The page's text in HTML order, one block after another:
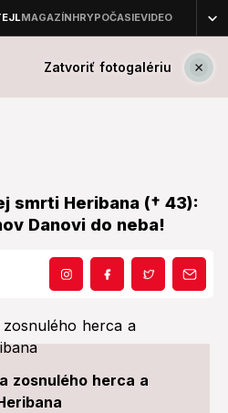
Zatvoriť fotogalériu
smrti Heribana († 43):
Danovi do neba!
zosnulého herca a